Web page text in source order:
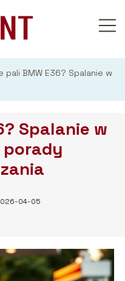
pali BMW E36? Spalanie w
Spalanie w
04-05